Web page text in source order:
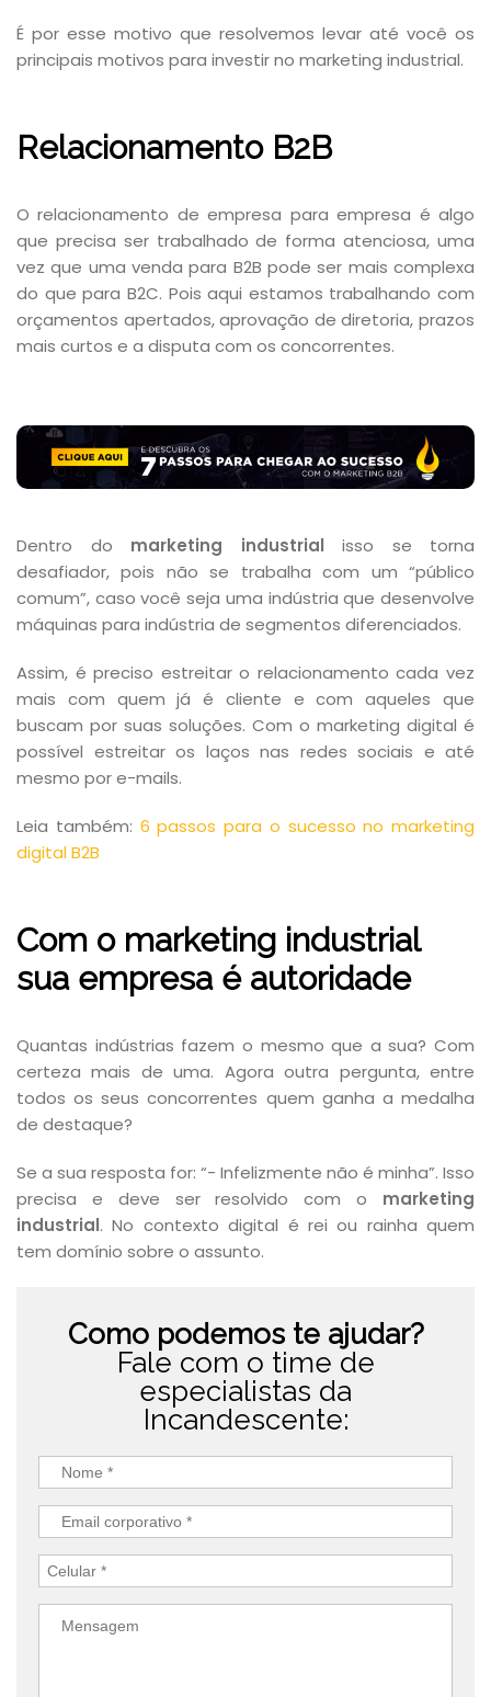
É por esse motivo que resolvemos levar até você os
principais motivos para investir no marketing industrial.
Relacionamento B2B
O relacionamento de empresa para empresa é algo
que precisa ser trabalhado de forma atenciosa, uma
vez que uma venda para B2B pode ser mais complexa
do que para B2C. Pois aqui estamos trabalhando com
orçamentos apertados, aprovação de diretoria, prazos
mais curtos e a disputa com os concorrentes.
Dentro do marketing industrial isso se torna
desafiador, pois não se trabalha com um “público
comum”, caso você seja uma indústria que desenvolve
máquinas para indústria de segmentos diferenciados.
Assim, é preciso estreitar o relacionamento cada vez
mais com quem já é cliente e com aqueles que
buscam por suas soluções. Com o marketing digital é
possível estreitar os laços nas redes sociais e até
mesmo por e-mails.
Leia também: 6 passos para o sucesso no marketing
digital B2B
Com o marketing industrial
sua empresa é autoridade
Quantas indústrias fazem o mesmo que a sua? Com
certeza mais de uma. Agora outra pergunta, entre
todos os seus concorrentes quem ganha a medalha
de destaque?
Se a sua resposta for: “- Infelizmente não é minha”. Isso
precisa e deve ser resolvido com o marketing
industrial. No contexto digital é rei ou rainha quem
tem domínio sobre o assunto.
Como podemos te ajudar?
Fale com o time de
especialistas da
Incandescente: